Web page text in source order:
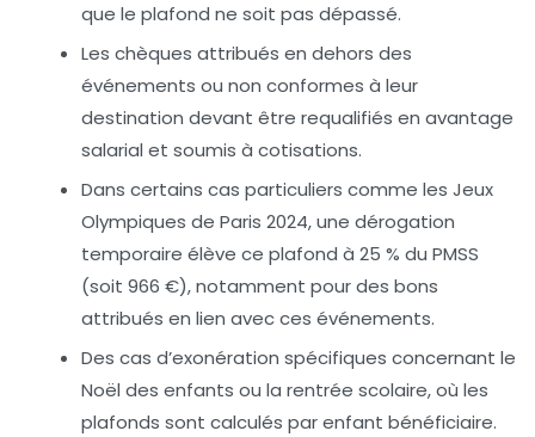
que le plafond ne soit pas dépassé.
Les chèques attribués en dehors des
événements ou non conformes à leur
destination devant être requalifiés en avantage
salarial et soumis à cotisations.
Dans certains cas particuliers comme les Jeux
Olympiques de Paris 2024, une dérogation
temporaire élève ce plafond à 25 % du PMSS
(soit 966 €), notamment pour des bons
attribués en lien avec ces événements.
Des cas d’exonération spécifiques concernant le
Noël des enfants ou la rentrée scolaire, où les
plafonds sont calculés par enfant bénéficiaire.